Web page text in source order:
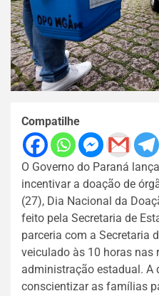
Compatilhe
O Governo do Paraná
incentivar a doação de
(27), Dia Nacional da
feito pela Secretaria de
parceria com a Secretaria
veiculado às 10 horas nas
administração estadual. A
conscientizar as famílias